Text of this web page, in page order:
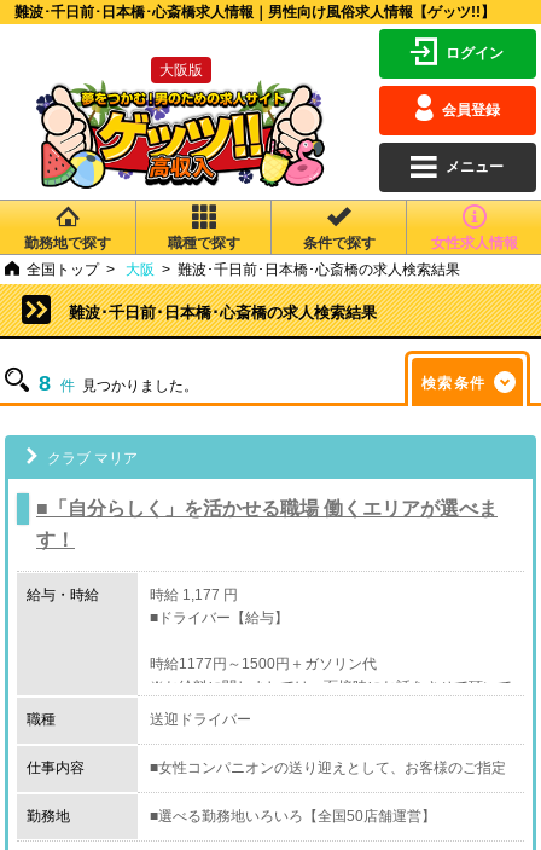
難波･千日前･日本橋･心斎橋求人情報｜男性向け風俗求人情報【ゲッツ!!】
大阪版
ログイン
会員登録
メニュー
勤務地で探す 職種で探す 条件で探す 女性求人情報
全国トップ 大阪 難波･千日前･日本橋･心斎橋の求人検索結果
難波･千日前･日本橋･心斎橋の求人検索結果
8 件 見つかりました。 検索条件
クラブ マリア
■「自分らしく」を活かせる職場 働くエリアが選べま
す！
給与・時給
時給 1,177 円
■ドライバー【給与】
時給1177円～1500円＋ガソリン代
※お給料に関しましては、面接時にお話をさせて頂いて
からとなります。
★★全額日払い★★
職種 送迎ドライバー
仕事内容
■女性コンパニオンの送り迎えとして、お客様のご指定
の場所（ホテル・自宅等）への送迎を行って頂きます。
レギュラー勤務でガッツリ稼ぎたい方や、自由シフト制
勤務地
■選べる勤務地いろいろ【全国50店舗運営】
【大阪エリア】なんば/日本橋/道頓堀/谷町九丁目/梅田